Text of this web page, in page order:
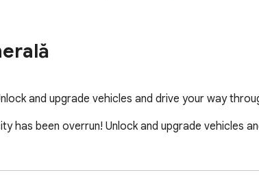
and upgrade vehicles and drive your way
has been overrun! Unlock and upgrade vehicles